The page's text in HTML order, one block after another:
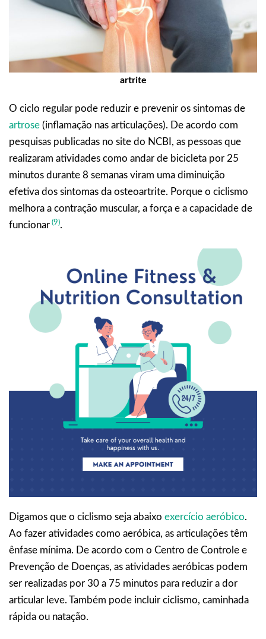
artrite
O ciclo regular pode reduzir e prevenir os sintomas de
artrose (inflamação nas articulações). De acordo com
pesquisas publicadas no site do NCBI, as pessoas que
realizaram atividades como andar de bicicleta por 25
minutos durante 8 semanas viram uma diminuição
efetiva dos sintomas da osteoartrite. Porque o ciclismo
melhora a contração muscular, a força e a capacidade de
funcionar (9).
Digamos que o ciclismo seja abaixo exercício aeróbico.
Ao fazer atividades como aeróbica, as articulações têm
ênfase mínima. De acordo com o Centro de Controle e
Prevenção de Doenças, as atividades aeróbicas podem
ser realizadas por 30 a 75 minutos para reduzir a dor
articular leve. Também pode incluir ciclismo, caminhada
rápida ou natação.